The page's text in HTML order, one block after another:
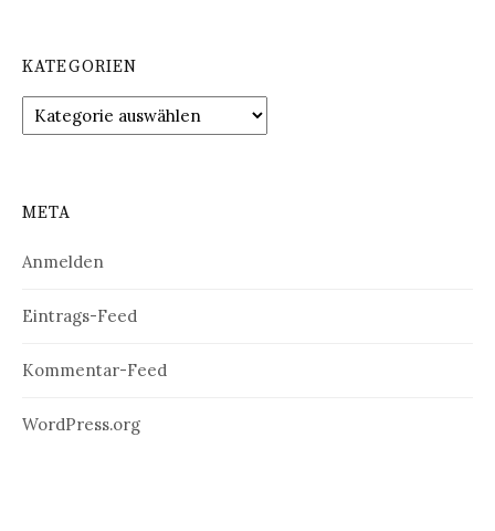
KATEGORIEN
Kategorien
META
Anmelden
Eintrags-Feed
Kommentar-Feed
WordPress.org